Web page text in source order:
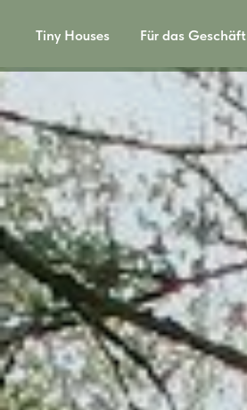
Tiny Houses Für das Geschäft